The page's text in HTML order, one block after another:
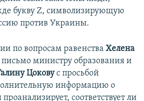
букву Z, символизирующую
против Украины.
по вопросам равенства Хелена
министру образования и
Цоковус просьбой
информацию о
соответствует ли